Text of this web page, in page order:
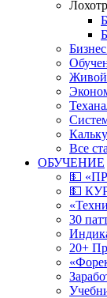
Живой
Все
ОБУЧЕНИЕ
💵
💵
30
20+